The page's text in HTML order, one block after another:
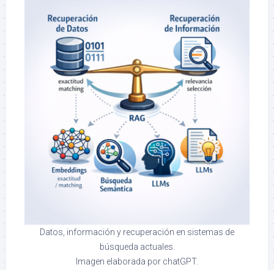
Datos, información y recuperación en sistemas de
búsqueda actuales.
Imagen elaborada por chatGPT.